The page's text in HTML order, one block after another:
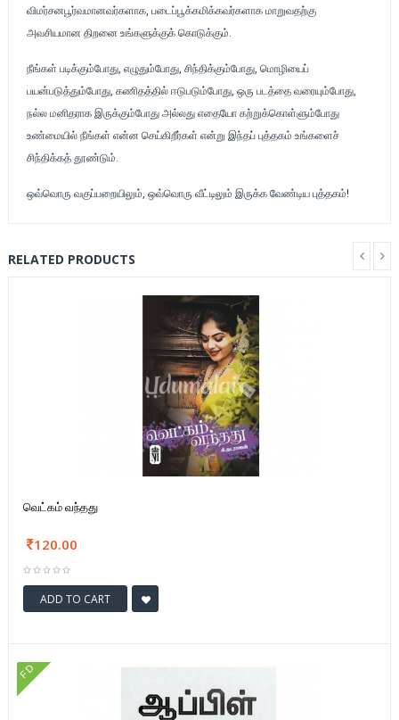
விமர்சனபூர்வமானவர்களாக, படைப்பூக்கமிக்கவர்களாக மாறுவதற்கு
அவசியமான திறனை உங்களுக்குக் கொடுக்கும்.
நீங்கள் படிக்கும்போது, எழுதும்போது, சிந்திக்கும்போது, மொழியைப்
பயன்படுத்தும்போது, கணிதத்தில் ஈடுபடும்போது, ஒரு படத்தை வரையும்போது,
நல்ல மனிதராக இருக்கும்போது அல்லது எதையோ கற்றுக்கொள்ளும்போது
உண்மையில் நீங்கள் என்ன செய்கிறீர்கள் என்று இந்தப் புத்தகம் உங்களைச்
சிந்திக்கத் தூண்டும்.
ஒவ்வொரு வகுப்பறையிலும், ஒவ்வொரு வீட்டிலும் இருக்க வேண்டிய புத்தகம்!
RELATED PRODUCTS
வெட்கம் வந்தது
120.00
ADD TO CART
FD